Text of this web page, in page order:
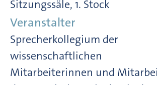
Sitzungssäle, 1. Stock
Veranstalter
Sprecherkollegium der
wissenschaftlichen
Mitarbeiterinnen und